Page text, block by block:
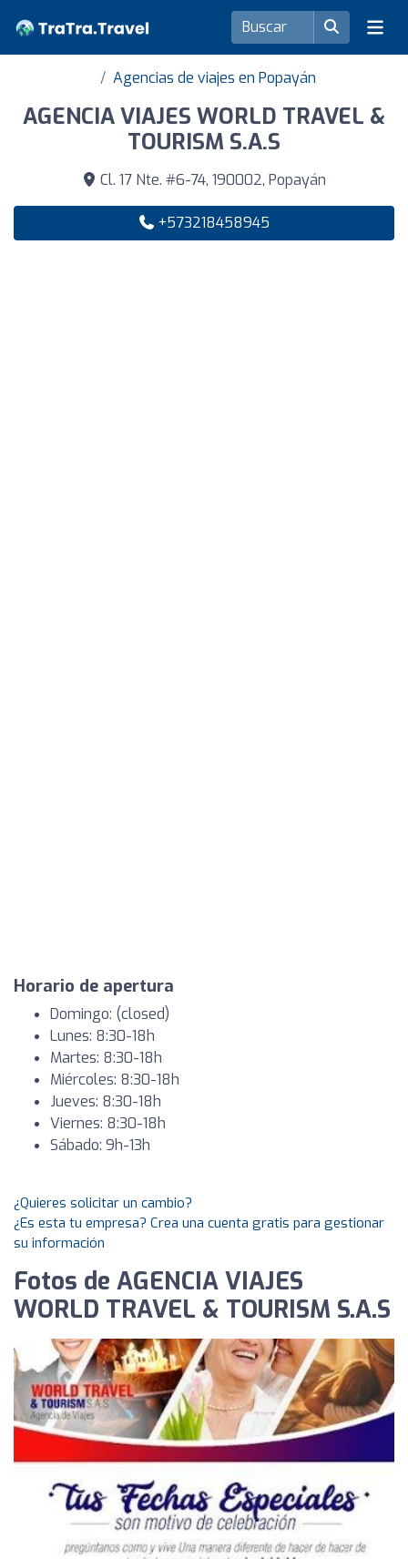
Agencias de viajes en Popayán
AGENCIA VIAJES WORLD TRAVEL &
TOURISM S.A.S
Cl. 17 Nte. #6-74, 190002, Popayán
+573218458945
Horario de apertura
Domingo: (closed)
Lunes: 8:30-18h
Martes: 8:30-18h
Miércoles: 8:30-18h
Jueves: 8:30-18h
Viernes: 8:30-18h
Sábado: 9h-13h
¿Quieres solicitar un cambio?
¿Es esta tu empresa? Crea una cuenta gratis para gestionar
su información
Fotos de AGENCIA VIAJES
WORLD TRAVEL & TOURISM S.A.S